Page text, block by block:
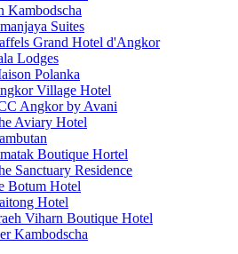
Kambodscha
Suites
Grand Hotel d'Angkor
Lodges
Polanka
Village Hotel
Angkor by Avani
Aviary Hotel
Boutique Hortel
Sanctuary Residence
Botum Hotel
Hotel
Viharn Boutique Hotel
Kambodscha